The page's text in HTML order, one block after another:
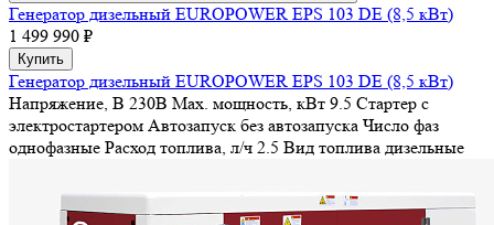
Генератор дизельный EUROPOWER EPS 103 DE (8,5 кВт)
1 499 990 ₽
Купить
Генератор дизельный EUROPOWER EPS 103 DE (8,5 кВт)
Напряжение, В 230В Max. мощность, кВт 9.5 Стартер с
электростартером Автозапуск без автозапуска Число фаз
однофазные Расход топлива, л/ч 2.5 Вид топлива дизельные